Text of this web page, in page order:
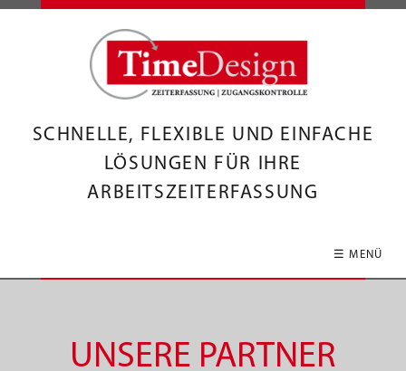
SCHNELLE, FLEXIBLE UND EINFACHE
LÖSUNGEN FÜR IHRE
ARBEITSZEITERFASSUNG
☰ MENÜ
UNSERE PARTNER